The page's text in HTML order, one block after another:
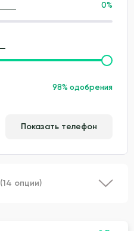
0%
98% одобрения
Показать телефон
(14 опции)